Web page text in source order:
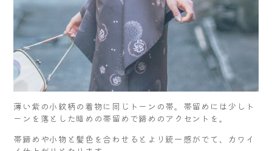
薄い紫の小紋柄の着物に同じトーンの帯。帯留めには少しト
ーンを落とした暗めの帯留めで締めのアクセントを。
帯締めや小物と髪色を合わせるとより統一感がでて、カワイ